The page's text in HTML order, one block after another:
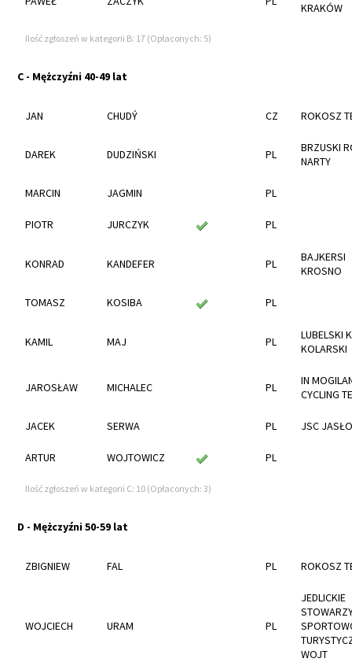
KRAKÓW
Ilość zgłoszeń w kategorii B: 17 (Opłaconych: 5)
C - Mężczyźni 40-49 lat
JAN CHUDÝ CZ ROKOSZ
DAREK DUDZIŃSKI PL
BRZUSKI
NARTY
MARCIN JAGMIN PL
PIOTR JURCZYK PL
KONRAD KANDEFER PL
BAJKERSI
KROSNO
TOMASZ KOSIBA PL
KAMIL MAJ PL
LUBELSKI
KOLARSKI
JAROSŁAW MICHALEC PL
IN
CYCLING
JACEK SERWA PL JSC JASŁO
ARTUR WOJTOWICZ PL
Ilość zgłoszeń w kategorii C: 10 (Opłaconych: 3)
D - Mężczyźni 50-59 lat
ZBIGNIEW FAL PL ROKOSZ
WOJCIECH URAM PL
JEDLICKIE
WOJT